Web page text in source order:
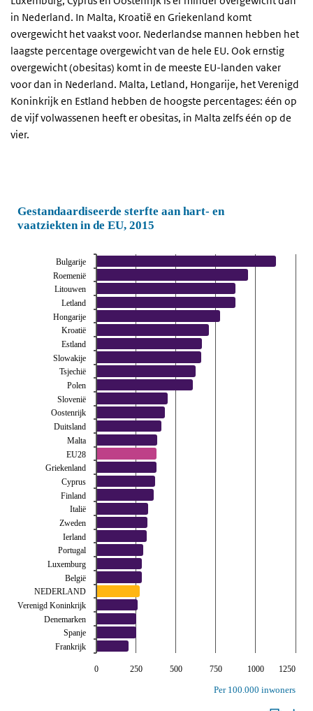
in Nederland. In Malta, Kroatië en Griekenland komt
overgewicht het vaakst voor. Nederlandse mannen hebben het
laagste percentage overgewicht van de hele EU. Ook ernstig
overgewicht (obesitas) komt in de meeste EU-landen vaker
voor dan in Nederland. Malta, Letland, Hongarije, het Verenigd
Koninkrijk en Estland hebben de hoogste percentages: één op
de vijf volwassenen heeft er obesitas, in Malta zelfs één op de
vier.
Per 100.000 inwoners
Gestandaardiseerde sterfte aan hart- en
vaatziekten in de EU, 2015
Bulgarije
Roemenië
Litouwen
Letland
Hongarije
Kroatië
Estland
Slowakije
Tsjechië
Polen
Slovenië
Oostenrijk
Duitsland
Malta
EU28
Griekenland
Cyprus
Finland
Italië
Zweden
Ierland
Portugal
Luxemburg
België
NEDERLAND
Verenigd Koninkrijk
Denemarken
Spanje
Frankrijk
0 250 500 750 1000 1250